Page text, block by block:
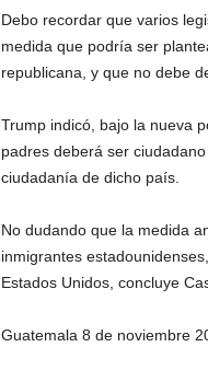
Debo recordar que varios
medida que podría ser
republicana, y que no debe
Trump indicó, bajo la nueva
padres deberá ser
ciudadanía de dicho país.
No dudando que la medida
inmigrantes
Estados Unidos, concluye
Guatemala 8 de noviembre